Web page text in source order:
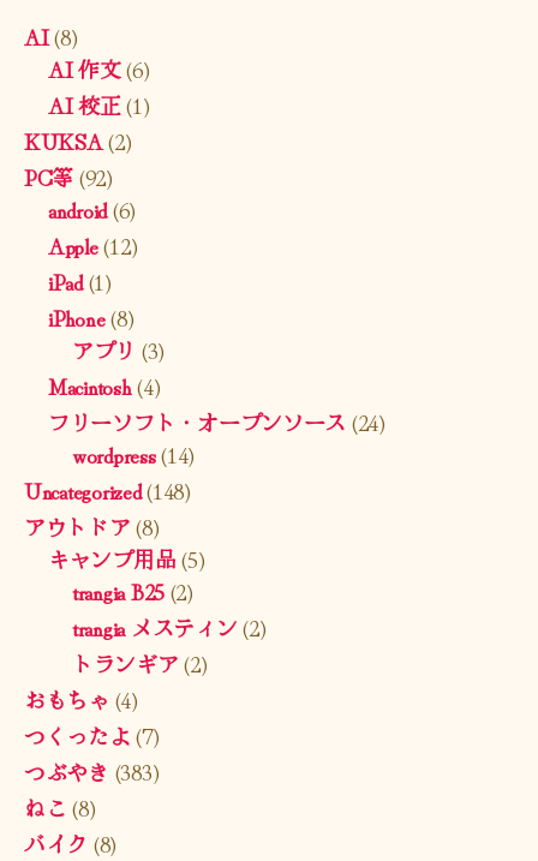
AI(8)
AI 作文(6)
AI 校正(1)
KUKSA(2)
PC等(92)
android(6)
Apple(12)
iPad(1)
iPhone(8)
アプリ (3)
Macintosh(4)
フリーソフト・オープンソース (24)
wordpress(14)
Uncategorized(148)
アウトドア(8)
キャンプ用品(5)
trangia B25(2)
trangia メスティン(2)
トランギア(2)
おもちゃ (4)
つくったよ(7)
つぶやき (383)
ねこ (8)
バイク (8)